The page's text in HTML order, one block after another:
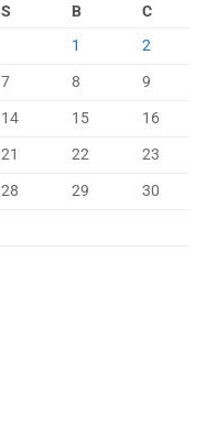
S B
C
1
2
7 8
9
14 15
16
21 22
23
28 29
30